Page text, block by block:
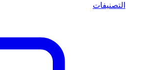
التصنيفات